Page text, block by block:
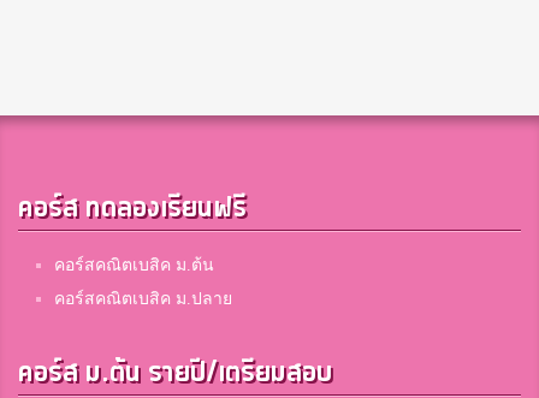
คอร์ส ทดลองเรียนฟรี
คอร์สคณิตเบสิค ม.ต้น
คอร์สคณิตเบสิค ม.ปลาย
คอร์ส ม.ต้น รายปี/เตรียมสอบ